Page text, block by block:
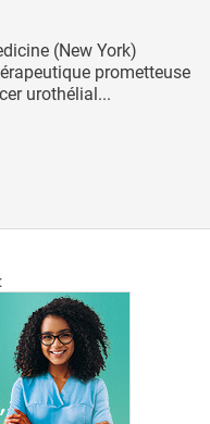
(New York)
prometteuse
urothélial...